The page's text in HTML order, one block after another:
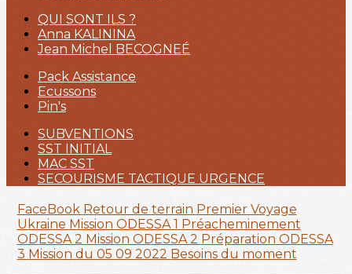
QUI SONT ILS ?
Anna KALININA
Jean Michel BECOGNEÉ
Pack Assistance
Ecussons
Pin's
SUBVENTIONS
SST INITIAL
MAC SST
SECOURISME TACTIQUE URGENCE
FaceBook Retour de terrain Premier Voyage
Ukraine Mission ODESSA 1 Préacheminement
ODESSA 2 Mission ODESSA 2 Préparation ODESSA
3 Mission du 05 09 2022 Besoins du moment